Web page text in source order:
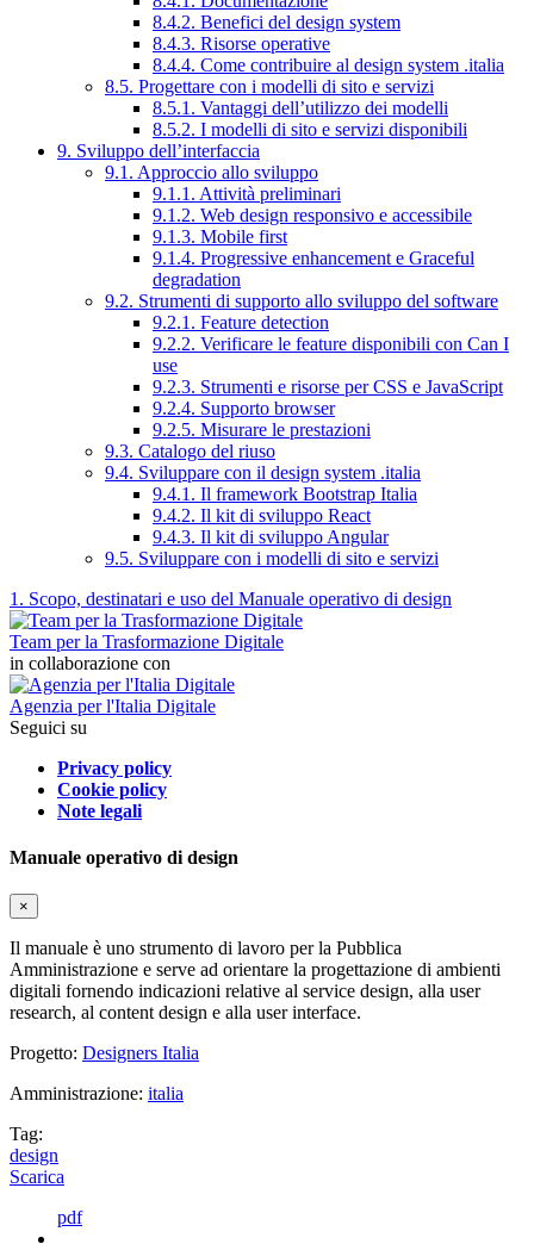
8.4.2. Benefici del design system
8.4.3. Risorse operative
8.4.4. Come contribuire al design system .italia
8.5. Progettare con i modelli di sito e servizi
8.5.1. Vantaggi dell’utilizzo dei modelli
8.5.2. I modelli di sito e servizi disponibili
9. Sviluppo dell’interfaccia
9.1. Approccio allo sviluppo
9.1.1. Attività preliminari
9.1.2. Web design responsivo e accessibile
9.1.3. Mobile first
9.1.4. Progressive enhancement e Graceful
degradation
9.2. Strumenti di supporto allo sviluppo del software
9.2.1. Feature detection
9.2.2. Verificare le feature disponibili con Can I
use
9.2.3. Strumenti e risorse per CSS e JavaScript
9.2.4. Supporto browser
9.2.5. Misurare le prestazioni
9.3. Catalogo del riuso
9.4. Sviluppare con il design system .italia
9.4.1. Il framework Bootstrap Italia
9.4.2. Il kit di sviluppo React
9.4.3. Il kit di sviluppo Angular
9.5. Sviluppare con i modelli di sito e servizi
1. Scopo, destinatari e uso del Manuale operativo di design
Team per la Trasformazione Digitale
in collaborazione con
Agenzia per l'Italia Digitale
Seguici su
Privacy policy
Cookie policy
Note legali
Manuale operativo di design
×
Il manuale è uno strumento di lavoro per la Pubblica
Amministrazione e serve ad orientare la progettazione di ambienti
digitali fornendo indicazioni relative al service design, alla user
research, al content design e alla user interface.
Progetto: Designers Italia
Amministrazione: italia
Tag:
design
Scarica
pdf